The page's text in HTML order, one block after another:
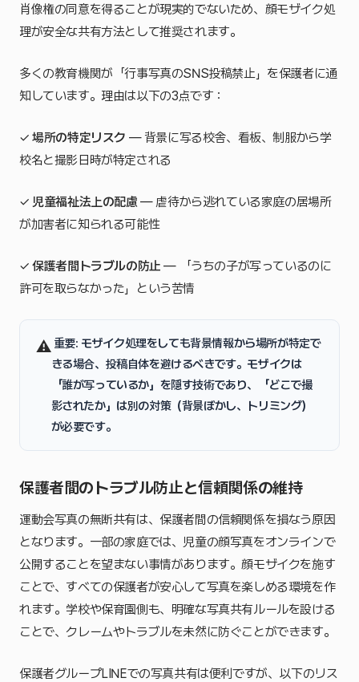
肖像権の同意を得ることが現実的でないため、顔モザイク処
理が安全な共有方法として推奨されます。
多くの教育機関が「行事写真のSNS投稿禁止」を保護者に通
知しています。理由は以下の3点です：
✓場所の特定リスク — 背景に写る校舎、看板、制服から学
校名と撮影日時が特定される
✓児童福祉法上の配慮 — 虐待から逃れている家庭の居場所
が加害者に知られる可能性
✓保護者間トラブルの防止 — 「うちの子が写っているのに
許可を取らなかった」という苦情
⚠ 重要: モザイク処理をしても背景情報から場所が特定で
きる場合、投稿自体を避けるべきです。モザイクは
「誰が写っているか」を隠す技術であり、「どこで撮
影されたか」は別の対策（背景ぼかし、トリミング）
が必要です。
保護者間のトラブル防止と信頼関係の維持
運動会写真の無断共有は、保護者間の信頼関係を損なう原因
となります。一部の家庭では、児童の顔写真をオンラインで
公開することを望まない事情があります。顔モザイクを施す
ことで、すべての保護者が安心して写真を楽しめる環境を作
れます。学校や保育園側も、明確な写真共有ルールを設ける
ことで、クレームやトラブルを未然に防ぐことができます。
保護者グループLINEでの写真共有は便利ですが、以下のリス